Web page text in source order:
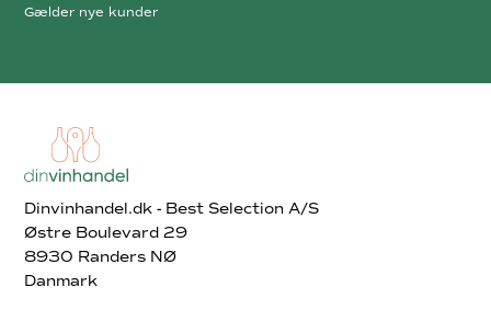
Dinvinhandel.dk - Best Selection A/S
Østre Boulevard 29
8930 Randers NØ
Danmark
Gælder nye kunder